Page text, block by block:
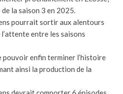
la saison 3 en 2025.
pourrait sortir aux alentours
entre les saisons
pouvoir enfin terminer l’histoire
ainsi la production de la